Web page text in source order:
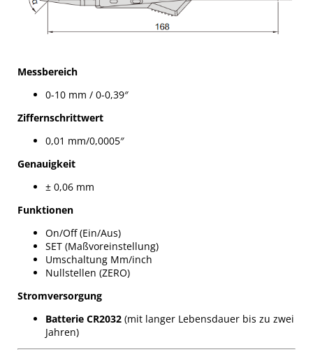
Messbereich
0-10 mm / 0-0,39″
Ziffernschrittwert
0,01 mm/0,0005″
Genauigkeit
± 0,06 mm
Funktionen
On/Off (Ein/Aus)
SET (Maßvoreinstellung)
Umschaltung Mm/inch
Nullstellen (ZERO)
Stromversorgung
Batterie CR2032 (mit langer Lebensdauer bis zu zwei
Jahren)